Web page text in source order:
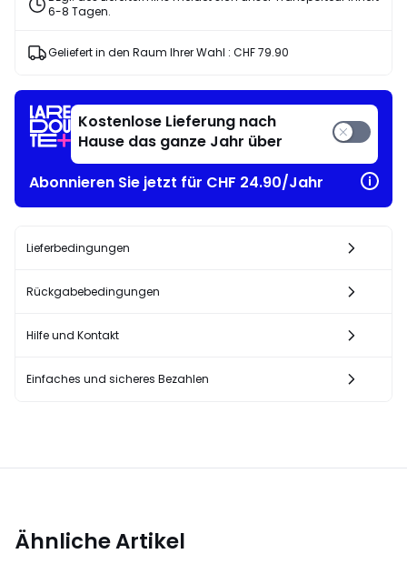
6-8 Tagen.
Geliefert in den Raum Ihrer Wahl : CHF 79.90
Kostenlose Lieferung nach
Hause das ganze Jahr über
Abonnieren Sie jetzt für CHF 24.90/Jahr
Lieferbedingungen
Rückgabebedingungen
Hilfe und Kontakt
Einfaches und sicheres Bezahlen
Ähnliche Artikel